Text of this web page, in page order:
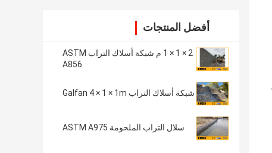
أفضل المنتجات
2 × 1 × 1 م شبكة أسلاك التراب ASTM
A856
شبكة أسلاك التراب Galfan 4 × 1 × 1m
سلال التراب الملحومة ASTM A975